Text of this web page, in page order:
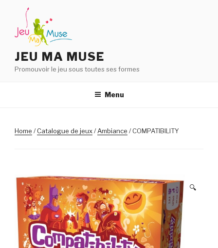
contenu
principal
JEU MA MUSE
Promouvoir le jeu sous toutes ses formes
Menu
Home /Catalogue de jeux/Ambiance / COMPATIBILITY
🔍